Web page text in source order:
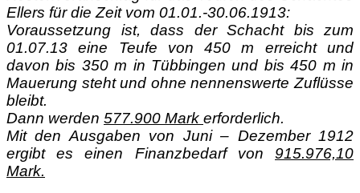
Ellers für die Zeit vom 01.01.-30.06.1913:
Voraussetzung ist, dass der Schacht bis zum
01.07.13 eine Teufe von 450 m erreicht und
davon bis 350 m in Tübbingen und bis 450 m in
Mauerung steht und ohne nennenswerte Zuflüsse
bleibt.
Dann werden 577.900 Mark erforderlich.
Mit den Ausgaben von Juni – Dezember 1912
ergibt es einen Finanzbedarf von915.976,10
Mark.